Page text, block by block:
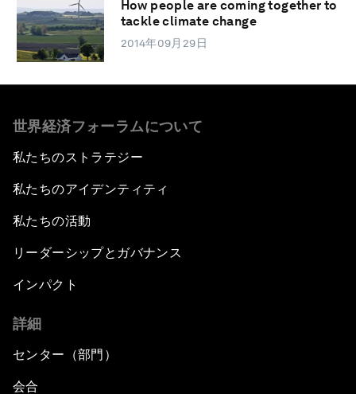
How people are coming together to
tackle climate change
2014年09月29日
世界経済フォーラムについて
私たちのストラテジー
私たちのアイデンティティ
私たちの活動
リーダーシップとガバナンス
インパクト
詳細
センター（部門）
会合